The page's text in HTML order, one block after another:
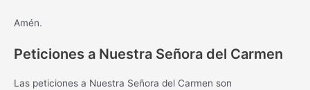
Amén.
Peticiones a Nuestra Señora del Carmen
Las peticiones a Nuestra Señora del Carmen son